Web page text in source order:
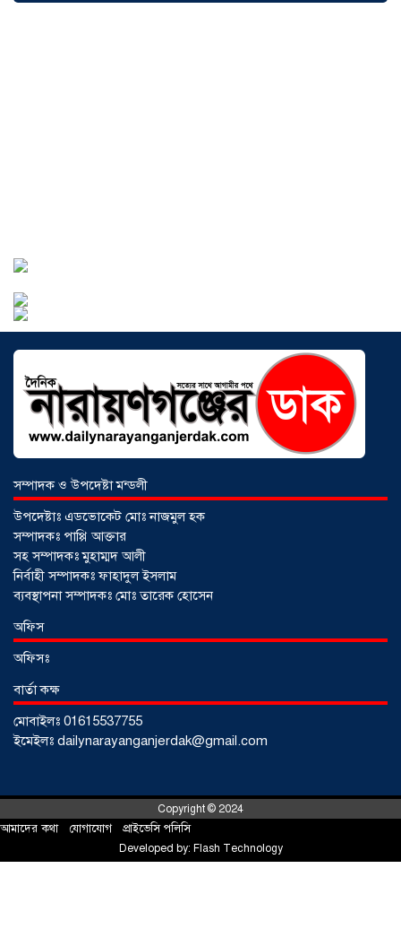
২০২৬
আড়াইহাজারে বান্টি বাজারে ৫ গ্রাম
হেরোইনসহ যুবক গ্রেপ্তার
০৩ আগস্ট ২০২৬
আড়াইহাজারে জেলেদের জালে উঠে এলো
শর্টগান
সম্পাদক ও উপদেষ্টা মন্ডলী
উপদেষ্টাঃ এডভোকেট মোঃ নাজমুল হক
সম্পাদকঃ পাপ্পি আক্তার
সহ সম্পাদকঃ মুহাম্মদ আলী
নির্বাহী সম্পাদকঃ ফাহাদুল ইসলাম
ব্যবস্থাপনা সম্পাদকঃ মোঃ তারেক হোসেন
অফিস
অফিসঃ
বার্তা কক্ষ
মোবাইলঃ 01615537755
ইমেইলঃ dailynarayanganjerdak@gmail.com
Copyright © 2024
আমাদের কথা যোগাযোগ প্রাইভেসি পলিসি
Developed by: Flash Technology